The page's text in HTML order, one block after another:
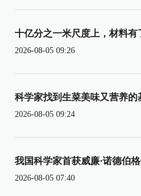
十亿分之一米尺度上，材料有
2026-08-05 09:26
科学家找到生菜美味又营养的
2026-08-05 09:24
我国科学家首获威廉·诺德伯
2026-08-05 07:40